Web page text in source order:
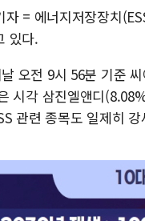
= 에너지저장장치
있다.
오전 9시 56분 기준
시각 삼진엘앤디
관련 종목도 일제히